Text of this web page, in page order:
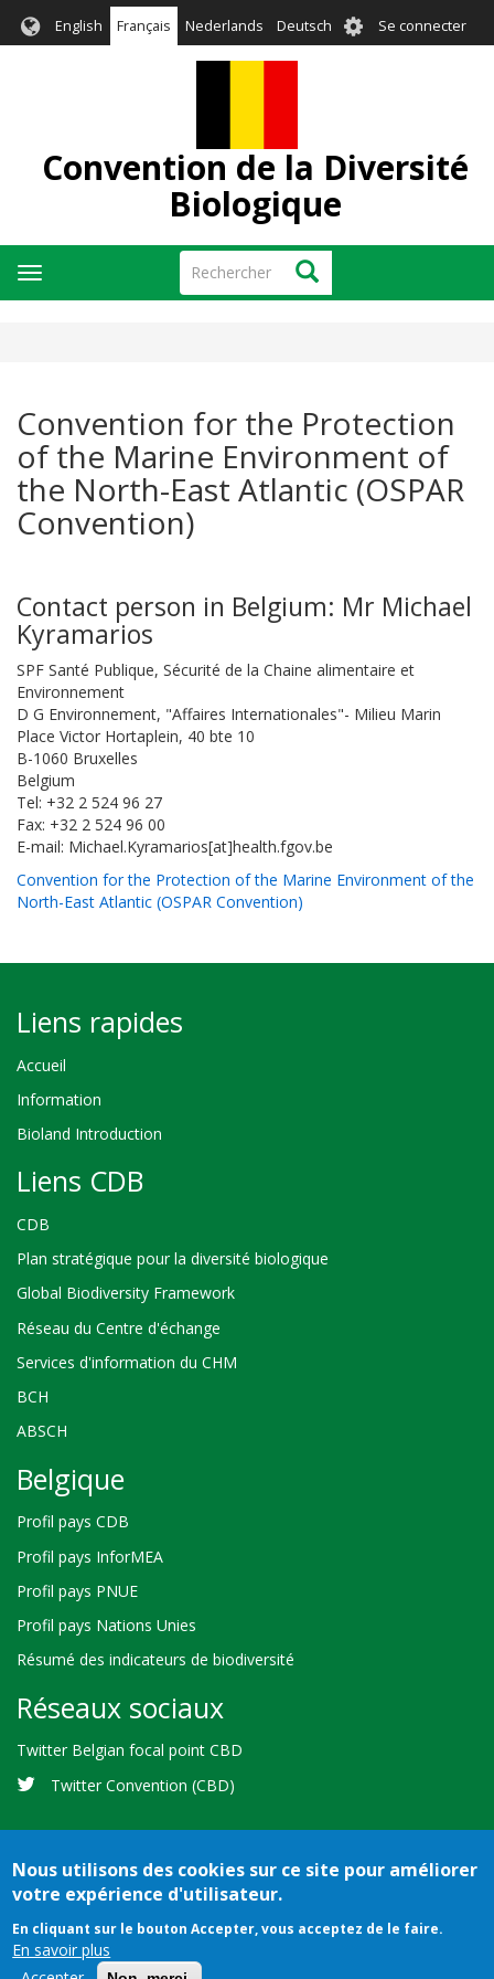
English Français Nederlands Deutsch User
account
Se connecter
Convention de la Diversité
Biologique
Rechercher Rechercher
Toggle
navigation
Convention for the Protection
of the Marine Environment of
the North-East Atlantic (OSPAR
Convention)
Contact person in Belgium: Mr Michael
Kyramarios
SPF Santé Publique, Sécurité de la Chaine alimentaire et
Environnement
D G Environnement, "Affaires Internationales"- Milieu Marin
Place Victor Hortaplein, 40 bte 10
B-1060 Bruxelles
Belgium
Tel: +32 2 524 96 27
Fax: +32 2 524 96 00
E-mail: Michael.Kyramarios[at]health.fgov.be
Convention for the Protection of the Marine Environment of the
North-East Atlantic (OSPAR Convention)
Liens rapides
Accueil
Information
Bioland Introduction
Liens CDB
CDB
Plan stratégique pour la diversité biologique
Global Biodiversity Framework
Réseau du Centre d'échange
Services d'information du CHM
BCH
ABSCH
Belgique
Profil pays CDB
Profil pays InforMEA
Profil pays PNUE
Profil pays Nations Unies
Résumé des indicateurs de biodiversité
Réseaux sociaux
Twitter Belgian focal point CBD
Twitter Convention (CBD)
Bioland
Crédits Conditions d'utilisation © 2026 Secretariat of the
Nous utilisons des cookies sur ce site pour améliorer
votre expérience d'utilisateur.
En cliquant sur le bouton Accepter, vous acceptez de le faire.
En savoir plus